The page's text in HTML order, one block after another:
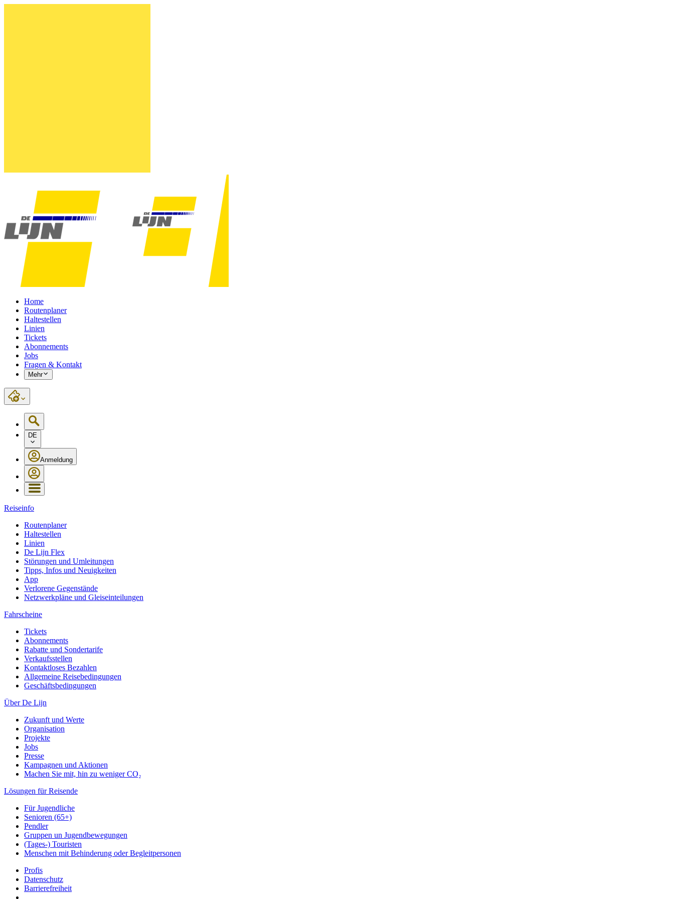
Home
Routenplaner
Haltestellen
Linien
Tickets
Abonnements
Jobs
Fragen & Kontakt
Mehr
DE
Anmeldung
Reiseinfo
Routenplaner
Haltestellen
Linien
De Lijn Flex
Störungen und Umleitungen
Tipps, Infos und Neuigkeiten
App
Verlorene Gegenstände
Netzwerkpläne und Gleiseinteilungen
Fahrscheine
Tickets
Abonnements
Rabatte und Sondertarife
Verkaufsstellen
Kontaktloses Bezahlen
Allgemeine Reisebedingungen
Geschäftsbedingungen
Über De Lijn
Zukunft und Werte
Organisation
Projekte
Jobs
Presse
Kampagnen und Aktionen
Machen Sie mit, hin zu weniger CO₂
Lösungen für Reisende
Für Jugendliche
Senioren (65+)
Pendler
Gruppen un Jugendbewegungen
(Tages-) Touristen
Menschen mit Behinderung oder Begleitpersonen
Profis
Datenschutz
Barrierefreiheit